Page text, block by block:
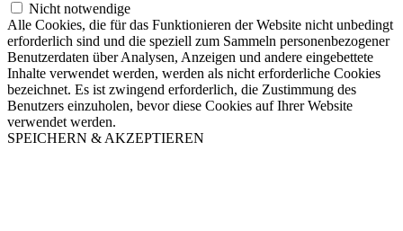
Nicht notwendige
Alle Cookies, die für das Funktionieren der Website nicht unbedingt
erforderlich sind und die speziell zum Sammeln personenbezogener
Benutzerdaten über Analysen, Anzeigen und andere eingebettete
Inhalte verwendet werden, werden als nicht erforderliche Cookies
bezeichnet. Es ist zwingend erforderlich, die Zustimmung des
Benutzers einzuholen, bevor diese Cookies auf Ihrer Website
verwendet werden.
SPEICHERN & AKZEPTIEREN